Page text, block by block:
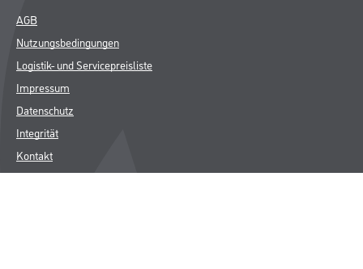
AGB
Nutzungsbedingungen
Logistik- und Servicepreisliste
Impressum
Datenschutz
Integrität
Kontakt